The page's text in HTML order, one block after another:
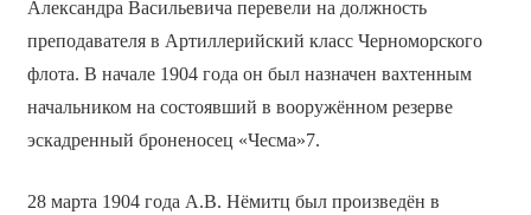
Александра Васильевича перевели на должность
преподавателя в Артиллерийский класс Черноморского
флота. В начале 1904 года он был назначен вахтенным
начальником на состоявший в вооружённом резерве
эскадренный броненосец «Чесма»7.
28 марта 1904 года А.В. Нёмитц был произведён в